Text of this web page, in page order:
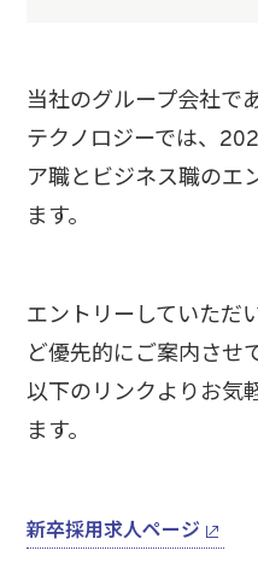
当社のグループ会社で
テクノロジーでは、
ア職とビジネス職のエ
ます。
エントリーしていただ
ど優先的にご案内させ
以下のリンクよりお気
ます。
新卒採用求人ページ